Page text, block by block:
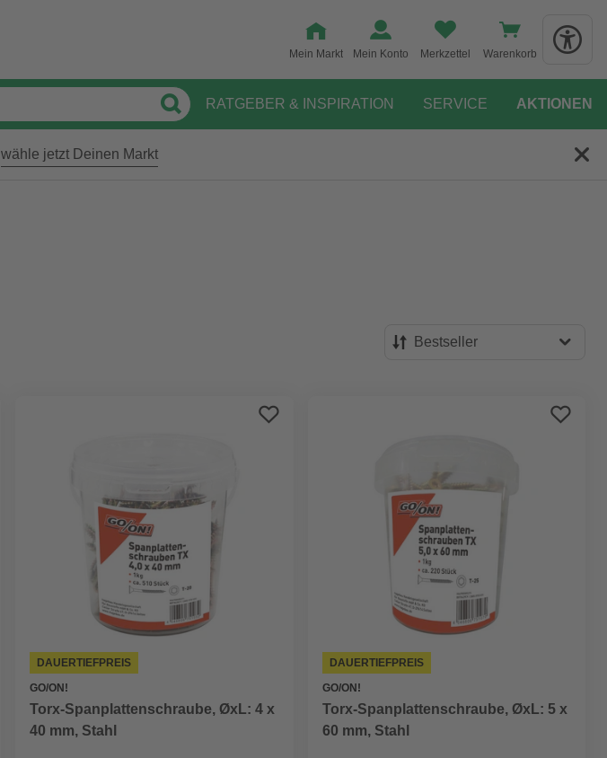
Mein Markt Mein Konto Merkzettel Warenkorb
RATGEBER & INSPIRATION SERVICE AKTIONEN
wähle jetzt Deinen Markt
Bestseller
Bewertung
DAUERTIEFPREIS
GO/ON!
Torx-Spanplattenschraube, ØxL: 4 x
40 mm, Stahl
DAUERTIEFPREIS
GO/ON!
Torx-Spanplattenschraube, ØxL: 5 x
60 mm, Stahl